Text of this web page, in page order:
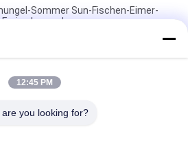
Sommer Sun-Fischen-Eimer-
besonders an
kundenspezifische Eimer-Hüte/Camo-
12:45 PM
you looking for?